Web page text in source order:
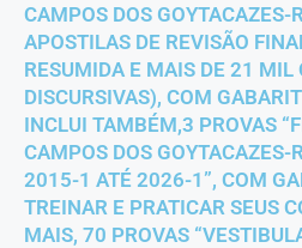
CAMPOS DOS
APOSTILAS DE REVISÃO
RESUMIDA E MAIS DE 21 MIL
DISCURSIVAS), COM
INCLUI TAMBÉM,3 PROVAS
CAMPOS DOS GOYTACAZES-
2015-1 ATÉ 2026-1”, COM
TREINAR E PRATICAR SEUS
MAIS, 70 PROVAS